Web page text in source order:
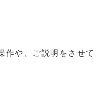
作や、ご説明をさせて